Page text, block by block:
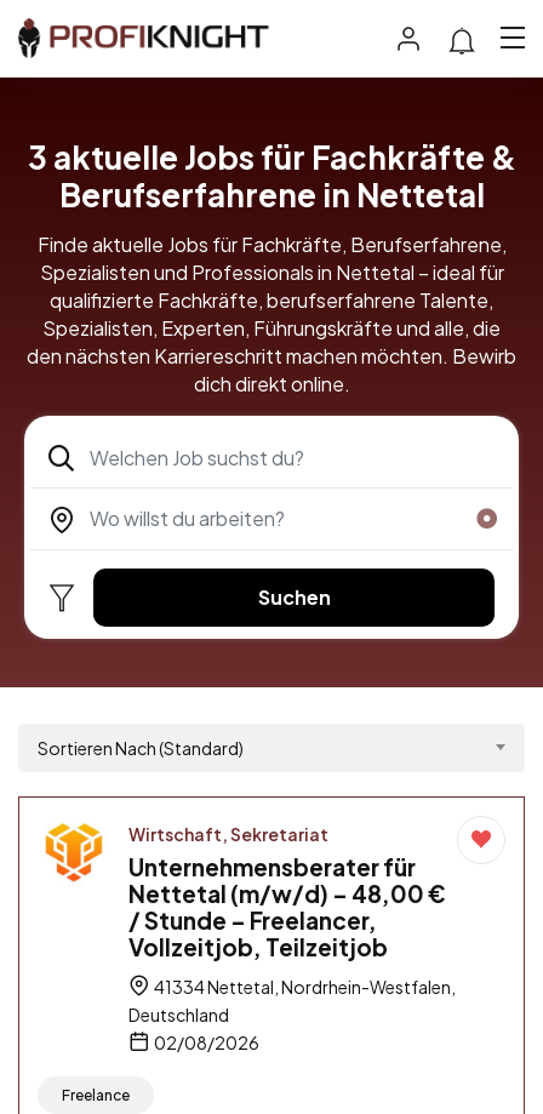
3 aktuelle Jobs für Fachkräfte &
Berufserfahrene in Nettetal
Finde aktuelle Jobs für Fachkräfte, Berufserfahrene,
Spezialisten und Professionals in Nettetal – ideal für
qualifizierte Fachkräfte, berufserfahrene Talente,
Spezialisten, Experten, Führungskräfte und alle, die
den nächsten Karriereschritt machen möchten. Bewirb
dich direkt online.
Suchen
Sortieren Nach (Standard)
Wirtschaft, Sekretariat
Unternehmensberater für
Nettetal (m/w/d) – 48,00 €
/ Stunde – Freelancer,
Vollzeitjob, Teilzeitjob
41334 Nettetal, Nordrhein-Westfalen,
Deutschland
02/08/2026
Freelance